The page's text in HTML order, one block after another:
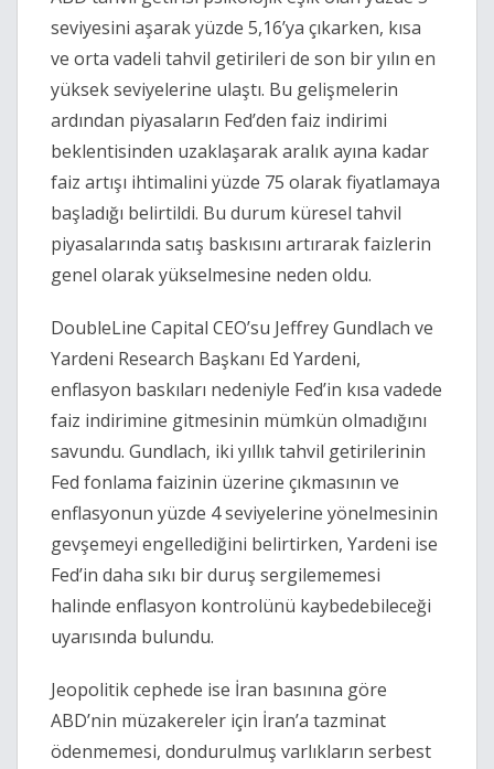
seviyesini aşarak yüzde 5,16’ya çıkarken, kısa
ve orta vadeli tahvil getirileri de son bir yılın en
yüksek seviyelerine ulaştı. Bu gelişmelerin
ardından piyasaların Fed’den faiz indirimi
beklentisinden uzaklaşarak aralık ayına kadar
faiz artışı ihtimalini yüzde 75 olarak fiyatlamaya
başladığı belirtildi. Bu durum küresel tahvil
piyasalarında satış baskısını artırarak faizlerin
genel olarak yükselmesine neden oldu.
DoubleLine Capital CEO’su Jeffrey Gundlach ve
Yardeni Research Başkanı Ed Yardeni,
enflasyon baskıları nedeniyle Fed’in kısa vadede
faiz indirimine gitmesinin mümkün olmadığını
savundu. Gundlach, iki yıllık tahvil getirilerinin
Fed fonlama faizinin üzerine çıkmasının ve
enflasyonun yüzde 4 seviyelerine yönelmesinin
gevşemeyi engellediğini belirtirken, Yardeni ise
Fed’in daha sıkı bir duruş sergilememesi
halinde enflasyon kontrolünü kaybedebileceği
uyarısında bulundu.
Jeopolitik cephede ise İran basınına göre
ABD’nin müzakereler için İran’a tazminat
ödenmemesi, dondurulmuş varlıkların serbest